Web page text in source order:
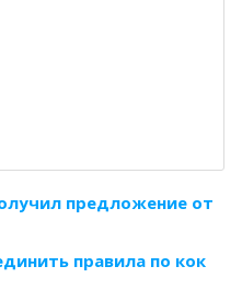
предложение от
правила по кок